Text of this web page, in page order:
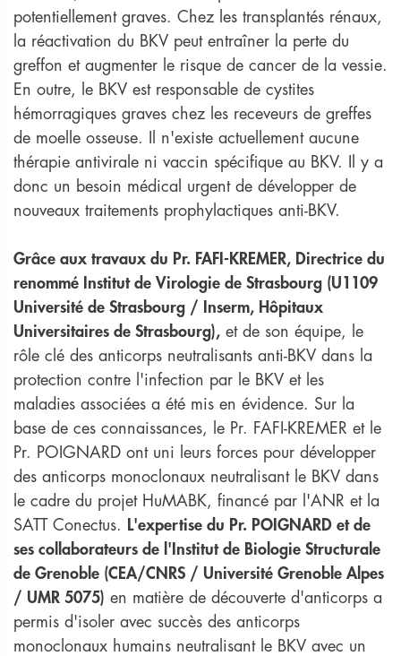
potentiellement graves. Chez les transplantés rénaux,
la réactivation du BKV peut entraîner la perte du
greffon et augmenter le risque de cancer de la vessie.
En outre, le BKV est responsable de cystites
hémorragiques graves chez les receveurs de greffes
de moelle osseuse. Il n'existe actuellement aucune
thérapie antivirale ni vaccin spécifique au BKV. Il y a
donc un besoin médical urgent de développer de
nouveaux traitements prophylactiques anti-BKV.
Grâce aux travaux du Pr. FAFI-KREMER, Directrice du
renommé Institut de Virologie de Strasbourg (U1109
Université de Strasbourg / Inserm, Hôpitaux
Universitaires de Strasbourg), et de son équipe, le
rôle clé des anticorps neutralisants anti-BKV dans la
protection contre l'infection par le BKV et les
maladies associées a été mis en évidence. Sur la
base de ces connaissances, le Pr. FAFI-KREMER et le
Pr. POIGNARD ont uni leurs forces pour développer
des anticorps monoclonaux neutralisant le BKV dans
le cadre du projet HuMABK, financé par l'ANR et la
SATT Conectus.
L'expertise du Pr. POIGNARD et de
ses collaborateurs de l'Institut de Biologie Structurale
de Grenoble (CEA/CNRS / Université Grenoble Alpes
/ UMR 5075) en matière de découverte d'anticorps a
permis d'isoler avec succès des anticorps
monoclonaux humains neutralisant le BKV avec un